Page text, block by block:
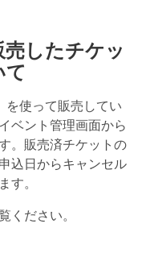
したチケッ
て
使って販売してい
ベント管理画面から
。販売済チケットの
込日からキャンセル
す。
ください。